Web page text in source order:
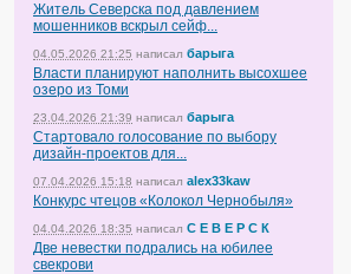
Житель Северска под давлением
мошенников вскрыл сейф...
04.05.2026 21:25 написал барыга
Власти планируют наполнить высохшее
озеро из Томи
23.04.2026 21:39 написал барыга
Стартовало голосование по выбору
дизайн-проектов для...
07.04.2026 15:18 написал alex33kaw
Конкурс чтецов «Колокол Чернобыля»
04.04.2026 18:35 написал С Е В Е Р С К
Две невестки подрались на юбилее
свекрови